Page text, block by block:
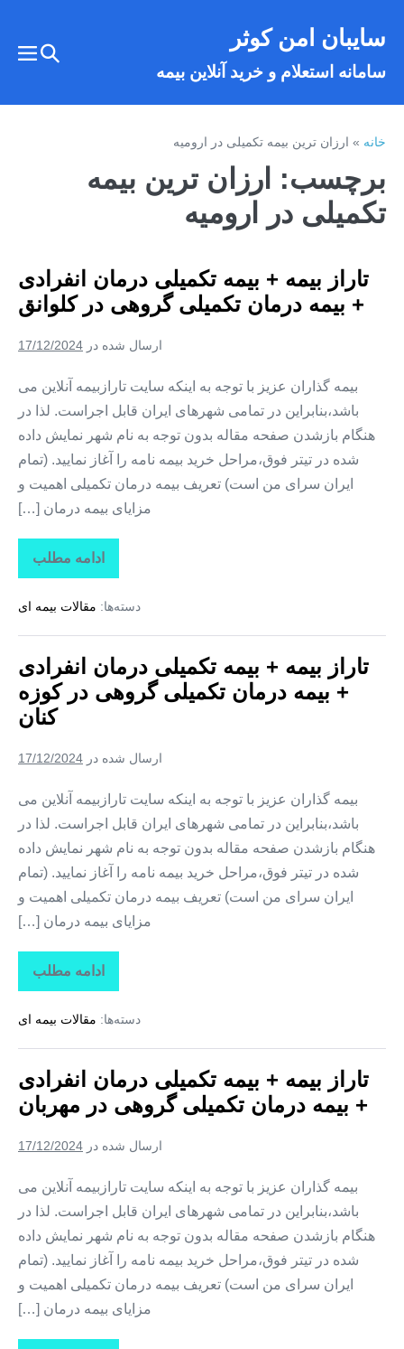
سایبان امن کوثر
سامانه استعلام و خرید آنلاین بیمه
تغییر
خانه»ارزان ترین بیمه تکمیلی در ارومیه
برچسب: ارزان ترین بیمه
تکمیلی در ارومیه
تاراز بیمه + بیمه تکمیلی درمان انفرادی
+ بیمه درمان تکمیلی گروهی در کلوانق
ارسال شده در 17/12/2024
بیمه گذاران عزیز با توجه به اینکه سایت تارازبیمه آنلاین می
باشد،بنابراین در تمامی شهرهای ایران قابل اجراست. لذا در
هنگام بازشدن صفحه مقاله بدون توجه به نام شهر نمایش داده
شده در تیتر فوق،مراحل خرید بیمه نامه را آغاز نمایید. (تمام
ایران سرای من است) تعریف بیمه درمان تکمیلی اهمیت و
مزایای بیمه درمان […]
ادامه مطلب
تاراز
بیمه
بیمه
درمان
+
بیمه
درمان
تکمیلی
گروهی
کلوانق
دسته‌ها: مقالات بیمه ای
تاراز بیمه + بیمه تکمیلی درمان انفرادی
+ بیمه درمان تکمیلی گروهی در کوزه
کنان
ارسال شده در 17/12/2024
بیمه گذاران عزیز با توجه به اینکه سایت تارازبیمه آنلاین می
باشد،بنابراین در تمامی شهرهای ایران قابل اجراست. لذا در
هنگام بازشدن صفحه مقاله بدون توجه به نام شهر نمایش داده
شده در تیتر فوق،مراحل خرید بیمه نامه را آغاز نمایید. (تمام
ایران سرای من است) تعریف بیمه درمان تکمیلی اهمیت و
مزایای بیمه درمان […]
ادامه مطلب
تاراز
بیمه
بیمه
درمان
+
بیمه
درمان
تکمیلی
در
کنان
دسته‌ها: مقالات بیمه ای
تاراز بیمه + بیمه تکمیلی درمان انفرادی
+ بیمه درمان تکمیلی گروهی در مهربان
ارسال شده در 17/12/2024
بیمه گذاران عزیز با توجه به اینکه سایت تارازبیمه آنلاین می
باشد،بنابراین در تمامی شهرهای ایران قابل اجراست. لذا در
هنگام بازشدن صفحه مقاله بدون توجه به نام شهر نمایش داده
شده در تیتر فوق،مراحل خرید بیمه نامه را آغاز نمایید. (تمام
ایران سرای من است) تعریف بیمه درمان تکمیلی اهمیت و
مزایای بیمه درمان […]